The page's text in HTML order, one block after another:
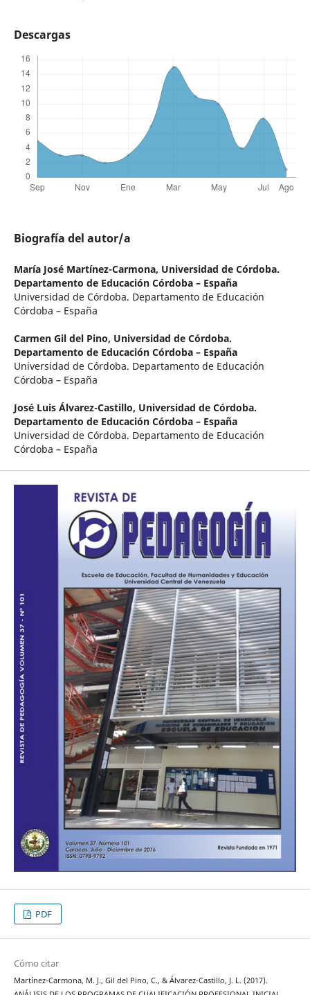
Descargas
Biografía del autor/a
María José Martínez-Carmona, Universidad de Córdoba.
Departamento de Educación Córdoba – España
Universidad de Córdoba. Departamento de Educación
Córdoba – España
Carmen Gil del Pino, Universidad de Córdoba.
Departamento de Educación Córdoba – España
Universidad de Córdoba. Departamento de Educación
Córdoba – España
José Luis Álvarez-Castillo, Universidad de Córdoba.
Departamento de Educación Córdoba – España
Universidad de Córdoba. Departamento de Educación
Córdoba – España
PDF
Cómo citar
Martínez-Carmona, M. J., Gil del Pino, C., & Álvarez-Castillo, J. L. (2017).